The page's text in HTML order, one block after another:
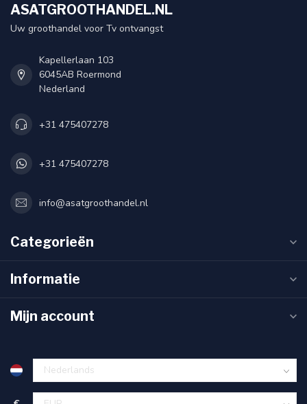
ASATGROOTHANDEL.NL
Uw groothandel voor Tv ontvangst
Kapellerlaan 103
6045AB Roermond
Nederland
+31 475407278
+31 475407278
info@asatgroothandel.nl
Categorieën
Informatie
Mijn account